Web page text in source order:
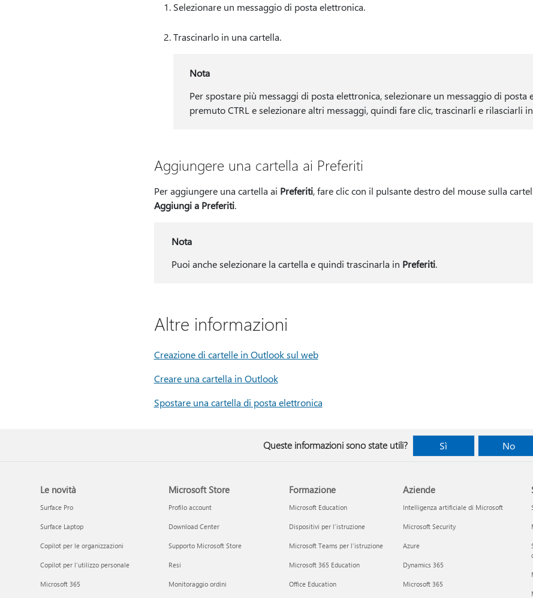
Selezionare un messaggio di posta elettronica.
Trascinarlo in una cartella.
Nota
Per spostare più messaggi di posta elettronica, selezionare un messaggio di posta
premuto CTRL e selezionare altri messaggi, quindi fare clic, trascinarli e rilasciarli
Aggiungere una cartella ai Preferiti
Per aggiungere una cartella ai Preferiti, fare clic con il pulsante destro del mouse sulla
Aggiungi a Preferiti.
Nota
Puoi anche selezionare la cartella e quindi trascinarla in Preferiti.
Altre informazioni
Creazione di cartelle in Outlook sul web
Creare una cartella in Outlook
Spostare una cartella di posta elettronica
Queste informazioni sono state utili? Sì No
Le novità
Surface Pro
Surface Laptop
Copilot per le organizzazioni
Copilot per l'utilizzo personale
Microsoft 365
Microsoft Store
Profilo account
Download Center
Supporto Microsoft Store
Resi
Monitoraggio ordini
Formazione
Microsoft Education
Dispositivi per l'istruzione
Microsoft Teams per l'istruzione
Microsoft 365 Education
Office Education
Aziende
Intelligenza artificiale di Microsoft
Microsoft Security
Azure
Dynamics 365
Microsoft 365